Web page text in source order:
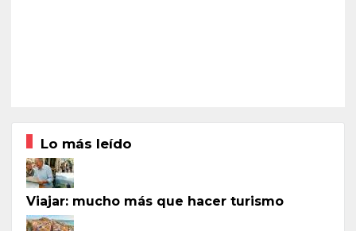
Lo más leído
Viajar: mucho más que hacer turismo